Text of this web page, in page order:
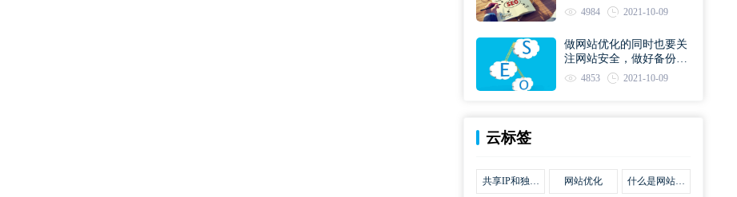
到符合优化规则
4984 2021-10-09
做网站优化的同时也要关
注网站安全，做好备份工
作 4853 2021-10-09
云标签
共享IP和独立
网站优化
什么是网站优